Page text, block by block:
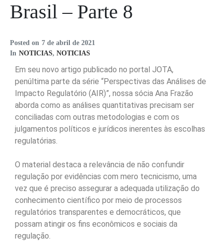
Posted on 7 de abril de 2021
In NOTICIAS, NOTICIAS
Brasil – Parte 8
Em seu novo artigo publicado no portal JOTA,
penúltima parte da série “Perspectivas das Análises de
Impacto Regulatório (AIR)”, nossa sócia Ana Frazão
aborda como as análises quantitativas precisam ser
conciliadas com outras metodologias e com os
julgamentos políticos e jurídicos inerentes às escolhas
regulatórias.
O material destaca a relevância de não confundir
regulação por evidências com mero tecnicismo, uma
vez que é preciso assegurar a adequada utilização do
conhecimento científico por meio de processos
regulatórios transparentes e democráticos, que
possam atingir os fins econômicos e sociais da
regulação.